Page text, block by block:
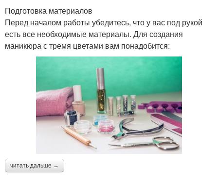
Подготовка материалов
Перед началом работы убедитесь, что у вас под рукой
есть все необходимые материалы. Для создания
маникюра с тремя цветами вам понадобится:
читать дальше →